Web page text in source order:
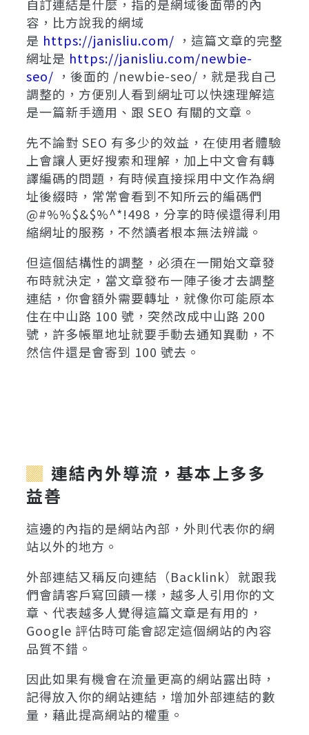
自訂連結是什麼，指的是網域後面帶的內
容，比方說我的網域
是 https://janisliu.com/ ，這篇文章的完整
網址是 https://janisliu.com/newbie-
seo/ ，後面的 /newbie-seo/，就是我自己
調整的，方便別人看到網址可以快速理解這
是一篇新手適用、跟 SEO 有關的文章。
先不論對 SEO 有多少的效益，在使用者體驗
上會讓人更好搜索和理解，加上中文會有轉
譯編碼的問題，有時候直接採用中文作為網
址後綴時，常常會看到不知所云的編碼們
@#%%$&$%^*!498，分享的時候還得利用
縮網址的服務，不然讀者根本無法辨識。
但這個結構性的調整，必須在一開始文章發
布時就決定，當文章發布一陣子後才去調整
連結，你會額外需要轉址，就像你可能原本
住在中山路 100 號，突然改成中山路 200
號，許多帳單地址就要手動去通知異動，不
然信件還是會寄到 100 號去。
連結內外導流，基本上多多
益善
這邊的內指的是網站內部，外則代表你的網
站以外的地方。
外部連結又稱反向連結（Backlink）就跟我
們會請客戶寫回饋一樣，越多人引用你的文
章、代表越多人覺得這篇文章是有用的，
Google 評估時可能會認定這個網站的內容
品質不錯。
因此如果有機會在流量更高的網站露出時，
記得放入你的網站連結，增加外部連結的數
量，藉此提高網站的權重。